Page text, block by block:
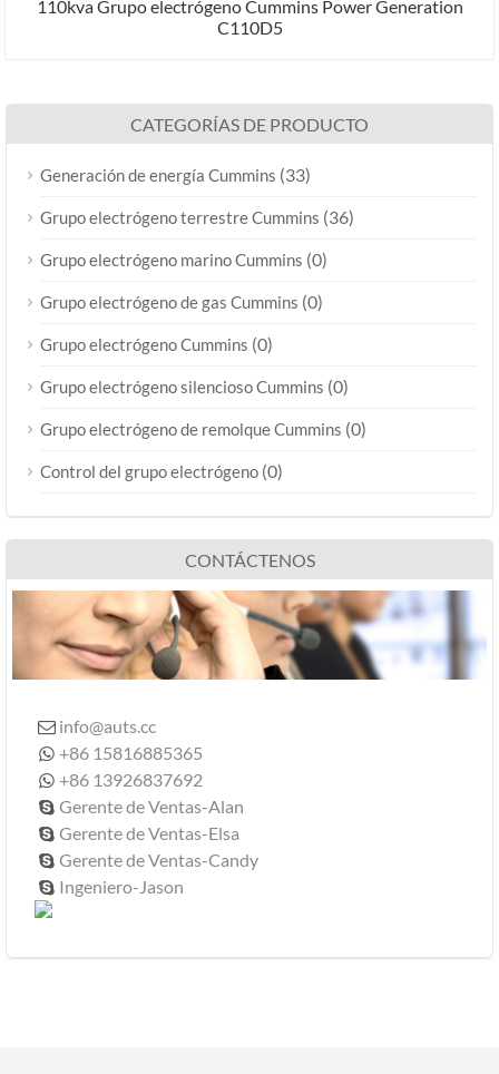
110kva Grupo electrógeno Cummins Power Generation
C110D5
CATEGORÍAS DE PRODUCTO
Generación de energía Cummins (33)
Grupo electrógeno terrestre Cummins (36)
Grupo electrógeno marino Cummins (0)
Grupo electrógeno de gas Cummins (0)
Grupo electrógeno Cummins (0)
Grupo electrógeno silencioso Cummins (0)
Grupo electrógeno de remolque Cummins (0)
Control del grupo electrógeno (0)
CONTÁCTENOS
 info@auts.cc
 +86 15816885365
 +86 13926837692
 Gerente de Ventas-Alan
 Gerente de Ventas-Elsa
 Gerente de Ventas-Candy
 Ingeniero-Jason